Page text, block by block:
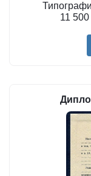
11 500